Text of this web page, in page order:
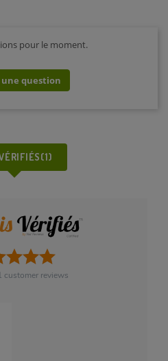
pour le moment.
une question
customer reviews